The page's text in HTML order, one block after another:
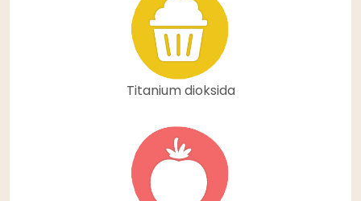
Titanium dioksida